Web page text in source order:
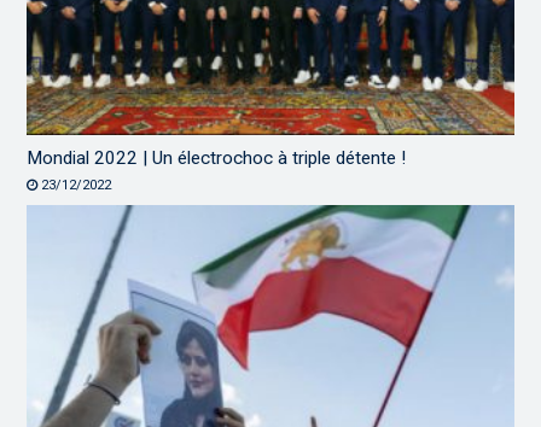
Mondial 2022 | Un électrochoc à triple détente !
23/12/2022